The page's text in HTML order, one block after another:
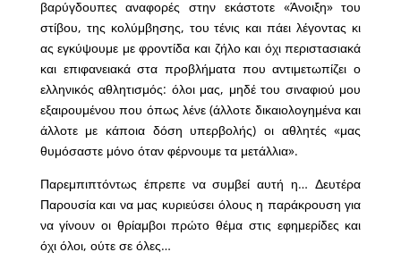
βαρύγδουπες αναφορές στην εκάστοτε «Άνοιξη» του
στίβου, της κολύμβησης, του τένις και πάει λέγοντας κι
ας εγκύψουμε με φροντίδα και ζήλο και όχι περιστασιακά
και επιφανειακά στα προβλήματα που αντιμετωπίζει ο
ελληνικός αθλητισμός: όλοι μας, μηδέ του σιναφιού μου
εξαιρουμένου που όπως λένε (άλλοτε δικαιολογημένα και
άλλοτε με κάποια δόση υπερβολής) οι αθλητές «μας
θυμόσαστε μόνο όταν φέρνουμε τα μετάλλια».
Παρεμπιπτόντως έπρεπε να συμβεί αυτή η… Δευτέρα
Παρουσία και να μας κυριεύσει όλους η παράκρουση για
να γίνουν οι θρίαμβοι πρώτο θέμα στις εφημερίδες και
όχι όλοι, ούτε σε όλες…